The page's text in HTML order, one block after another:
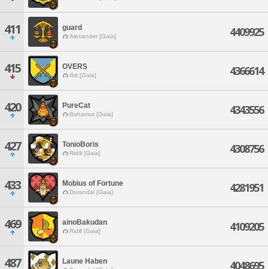
411 guard
Alexander [Gaia] 4409925
415 OVERS
Ifrit [Gaia] 4366614
420 PureCat
Bahamut [Gaia] 4343556
427 TonioBoris
Ridill [Gaia] 4308756
433 Mobius of Fortune
Durandal [Gaia] 4281951
469 ainoBakudan
Ridill [Gaia] 4109205
487 Laune Haben 4048695